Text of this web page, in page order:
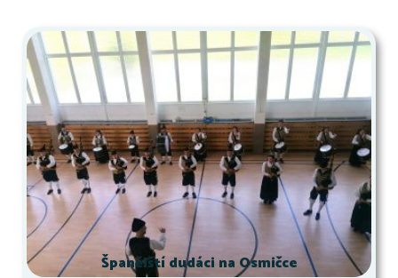
Španělští dudáci na Osmičce